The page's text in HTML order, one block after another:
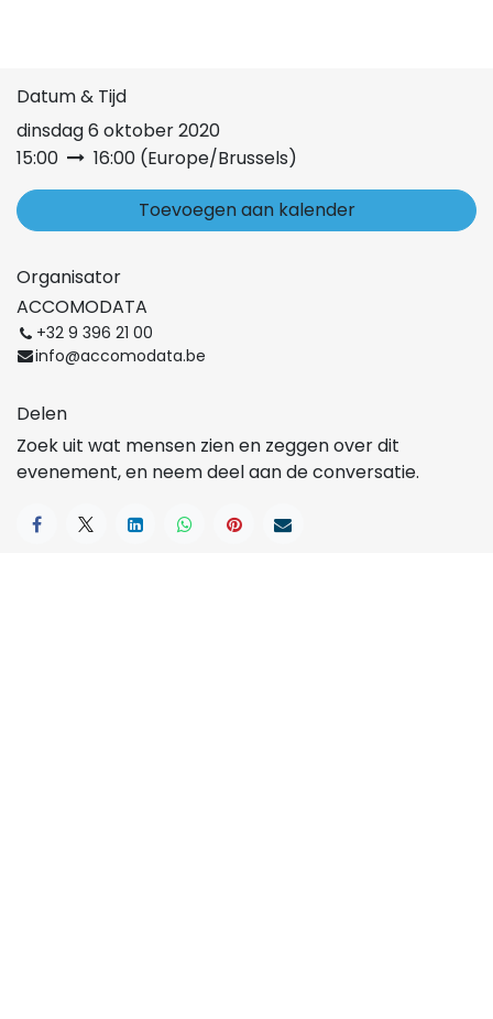
Datum & Tijd
dinsdag 6 oktober 2020
15:00
16:00 (Europe/Brussels)
Toevoegen aan kalender
Organisator
ACCOMODATA
+32 9 396 21 00
info@accomodata.be
Delen
Zoek uit wat mensen zien en zeggen over dit
evenement, en neem deel aan de conversatie.